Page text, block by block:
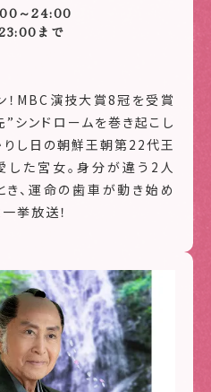
～24:00
まで
！MBC演技大賞8冠を受賞
シンドロームを巻き起こし
りし日の朝鮮王朝第22代王
した宮女。身分が違う2人
、運命の歯車が動き始め
挙放送！